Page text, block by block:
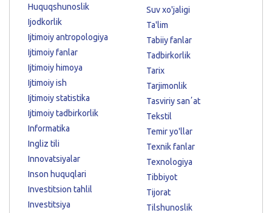
Huquqshunoslik
Ijodkorlik
Ijtimoiy antropologiya
Ijtimoiy fanlar
Ijtimoiy himoya
Ijtimoiy ish
Ijtimoiy statistika
Ijtimoiy tadbirkorlik
Informatika
Ingliz tili
Innovatsiyalar
Inson huquqlari
Investitsion tahlil
Investitsiya
Suv xo'jaligi
Ta'lim
Tabiiy fanlar
Tadbirkorlik
Tarix
Tarjimonlik
Tasviriy sanʼat
Tekstil
Temir yo'llar
Texnik fanlar
Texnologiya
Tibbiyot
Tijorat
Tilshunoslik